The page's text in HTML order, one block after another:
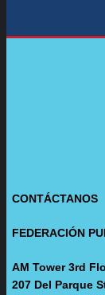
CONTÁCTANOS
FEDERACIÓN
AM Tower 3rd
207 Del Parque